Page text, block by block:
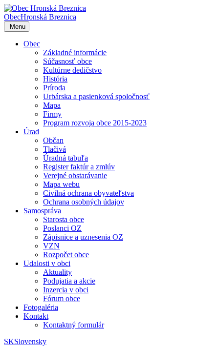
ObecHronská Breznica
Menu
Obec
Základné informácie
Súčasnosť obce
Kultúrne dedičstvo
História
Príroda
Urbárska a pasienková spoločnosť
Mapa
Firmy
Program rozvoja obce 2015-2023
Úrad
Občan
Tlačivá
Úradná tabuľa
Register faktúr a zmlúv
Verejné obstarávanie
Mapa webu
Civilná ochrana obyvateľstva
Ochrana osobných údajov
Samospráva
Starosta obce
Poslanci OZ
Zápisnice a uznesenia OZ
VZN
Rozpočet obce
Udalosti v obci
Aktuality
Podujatia a akcie
Inzercia v obci
Fórum obce
Fotogaléria
Kontakt
Kontaktný formulár
SKSlovensky